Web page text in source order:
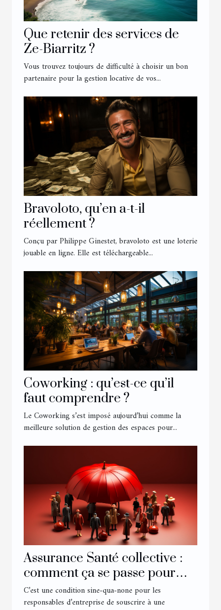
Que retenir des services de
Ze-Biarritz ?
Vous trouvez toujours de difficulté à choisir un bon
partenaire pour la gestion locative de vos...
Bravoloto, qu’en a-t-il
réellement ?
Conçu par Philippe Ginestet, bravoloto est une loterie
jouable en ligne. Elle est téléchargeable...
Coworking : qu’est-ce qu’il
faut comprendre ?
Le Coworking s’est imposé aujourd’hui comme la
meilleure solution de gestion des espaces pour...
Assurance Santé collective :
comment ça se passe pour
son entreprise ?
C’est une condition sine-qua-none pour les
responsables d’entreprise de souscrire à une